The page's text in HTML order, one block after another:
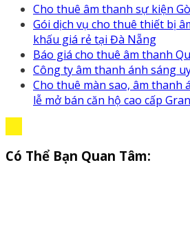
Cho thuê âm thanh sự kiện
Gói dịch vụ cho thuê thiết bị
khấu giá rẻ tại Đà Nẵng
Báo giá cho thuê âm thanh
Công ty âm thanh ánh sáng
Cho thuê màn sao, âm thanh
lễ mở bán căn hộ cao cấp
Có Thể Bạn Quan Tâm: